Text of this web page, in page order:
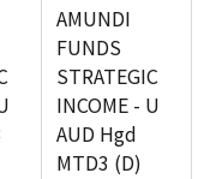
AMUNDI
FUNDS
STRATEGIC
INCOME - U
AUD Hgd
MTD3 (D)